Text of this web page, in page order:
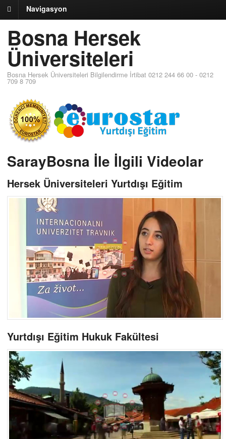
Navigasyon
Bosna Hersek
Üniversiteleri
Bosna Hersek Üniversiteleri Bilgilendirme İrtibat 0212 244 66 00 - 0212
709 8 709
SarayBosna İle İlgili Videolar
Hersek Üniversiteleri Yurtdışı Eğitim
Yurtdışı Eğitim Hukuk Fakültesi